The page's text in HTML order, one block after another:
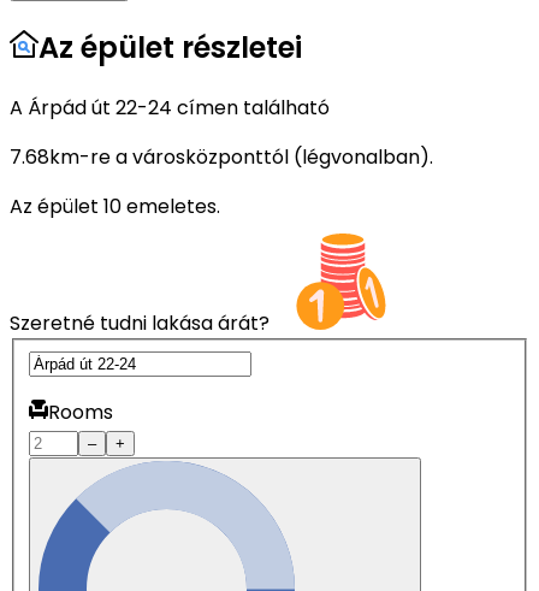
Az épület részletei
A Árpád út 22-24 címen található
7.68km-re a városközponttól (légvonalban).
Az épület 10 emeletes.
Szeretné tudni lakása árát?
Rooms
– +